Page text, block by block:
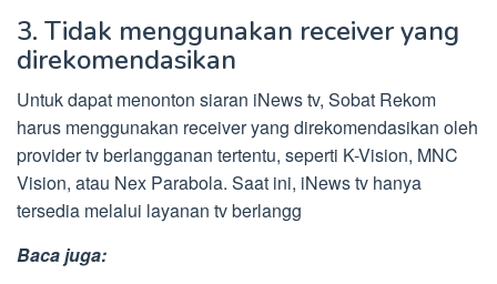
3. Tidak menggunakan receiver yang
direkomendasikan
Untuk dapat menonton siaran iNews tv, Sobat Rekom
harus menggunakan receiver yang direkomendasikan oleh
provider tv berlangganan tertentu, seperti K-Vision, MNC
Vision, atau Nex Parabola. Saat ini, iNews tv hanya
tersedia melalui layanan tv berlangg
Baca juga: